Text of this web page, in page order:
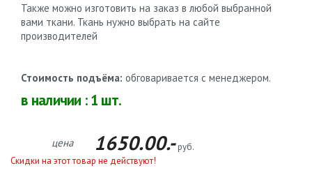
Также можно изготовить на заказ в любой выбранной
вами ткани. Ткань нужно выбрать на сайте
производителей
Стоимость подъёма: обговаривается с менеджером.
в наличии :1 шт.
цена 1650.00.-руб.
Скидки на этот товар не действуют!